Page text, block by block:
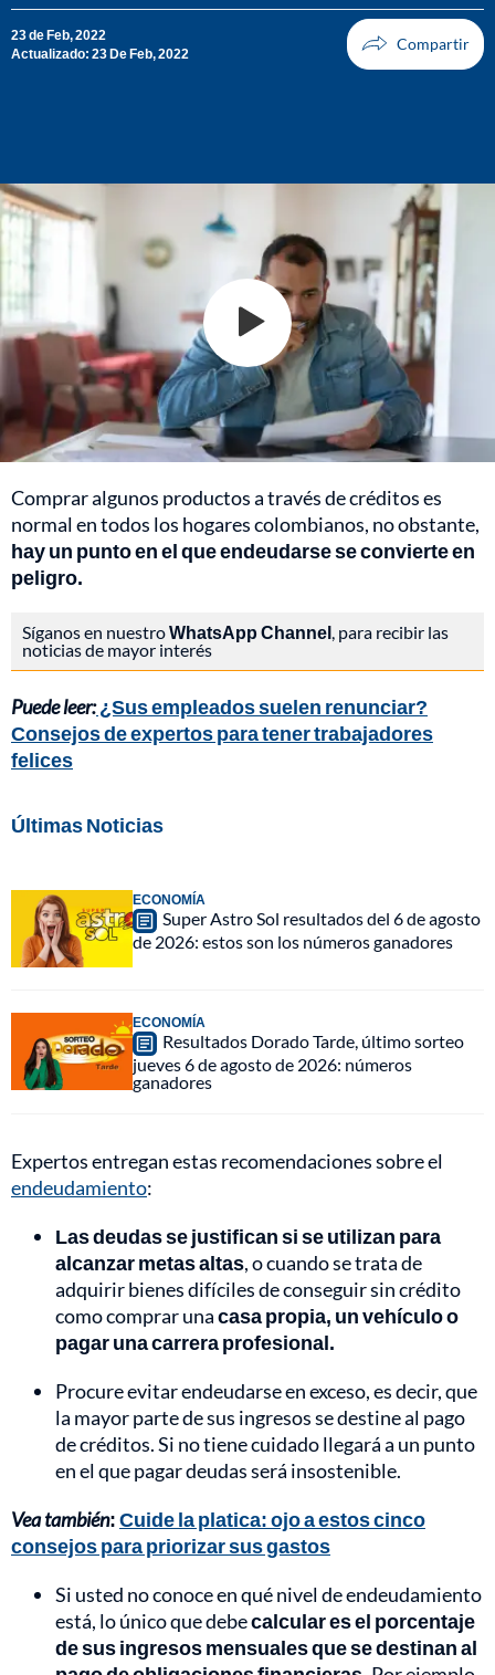
23 de Feb, 2022
Actualizado: 23 De Feb, 2022
Comprar algunos productos a través de créditos es
normal en todos los hogares colombianos, no obstante,
hay un punto en el que endeudarse se convierte en
peligro.
Síganos en nuestroWhatsApp Channel , para recibir las
noticias de mayor interés
Puede leer:¿Sus empleados suelen renunciar?
Consejos de expertos para tener trabajadores
felices
Últimas Noticias
ECONOMÍA
Super Astro Sol resultados del 6 de agosto
de 2026: estos son los números ganadores
ECONOMÍA
Resultados Dorado Tarde, último sorteo
jueves 6 de agosto de 2026: números
ganadores
Expertos entregan estas recomendaciones sobre el
endeudamiento:
Las deudas se justifican si se utilizan para
alcanzar metas altas, o cuando se trata de
adquirir bienes difíciles de conseguir sin crédito
como comprar unacasa propia, un vehículo o
pagar una carrera profesional.
Procure evitar endeudarse en exceso, es decir, que
la mayor parte de sus ingresos se destine al pago
de créditos. Si no tiene cuidado llegará a un punto
en el que pagar deudas será insostenible.
Vea también:Cuide la platica: ojo a estos cinco
consejos para priorizar sus gastos
Si usted no conoce en qué nivel de endeudamiento
está, lo único que debecalcular es el porcentaje
de sus ingresos mensuales que se destinan al